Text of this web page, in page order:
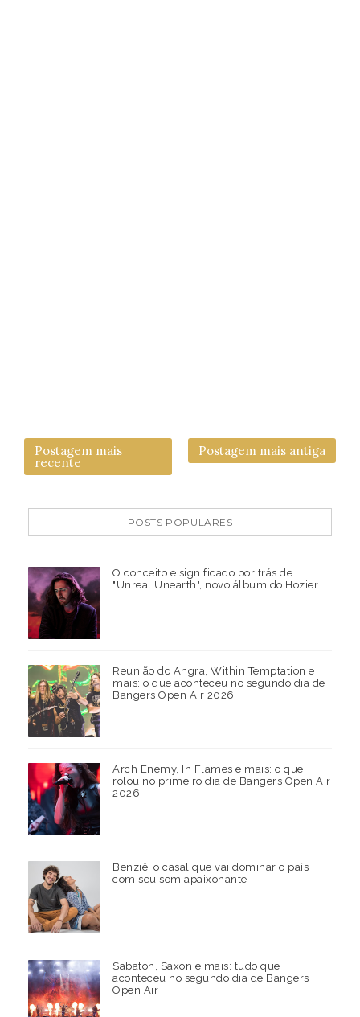
Postagem mais
recente
Postagem mais antiga
POSTS POPULARES
O conceito e significado por trás de
"Unreal Unearth", novo álbum do Hozier
Reunião do Angra, Within Temptation e
mais: o que aconteceu no segundo dia de
Bangers Open Air 2026
Arch Enemy, In Flames e mais: o que
rolou no primeiro dia de Bangers Open Air
2026
Benziê: o casal que vai dominar o país
com seu som apaixonante
Sabaton, Saxon e mais: tudo que
aconteceu no segundo dia de Bangers
Open Air